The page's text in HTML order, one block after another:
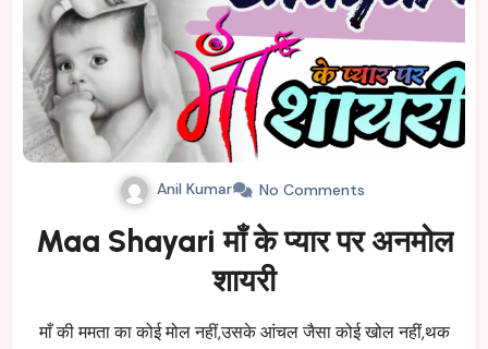
Anil Kumar No Comments
Maa Shayari माँ के प्यार पर अनमोल
शायरी
माँ की ममता का कोई मोल नहीं,उसके आंचल जैसा कोई खोल नहीं,थक